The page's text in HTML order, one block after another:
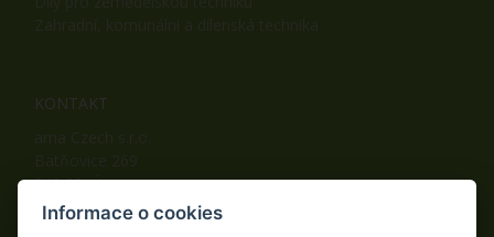
KONTAKT
542 32, Úpice
Telefon: +420 498 100 050
Informace o cookies